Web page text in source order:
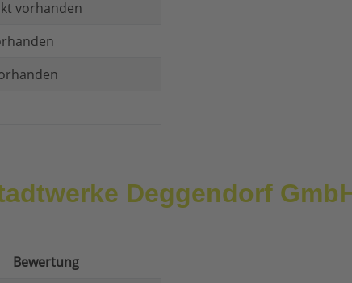
vorhanden
Deggendorf
Bewertung